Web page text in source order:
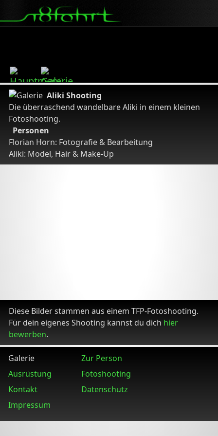
Aliki Shooting
Die überraschend wandelbare Aliki in einem kleinen
Fotoshooting.
Personen
Florian Horn: Fotografie & Bearbeitung
Aliki: Model, Hair & Make-Up
Diese Bilder stammen aus einem TFP-Fotoshooting.
Für dein eigenes Shooting kannst du dich hier
bewerben.
Galerie
Zur Person
Ausrüstung
Fotoshooting
Kontakt
Datenschutz
Impressum